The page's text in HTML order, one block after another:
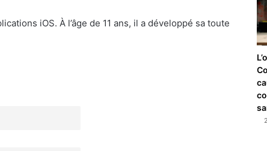
iOS. À l’âge de 11 ans, il a développé sa toute